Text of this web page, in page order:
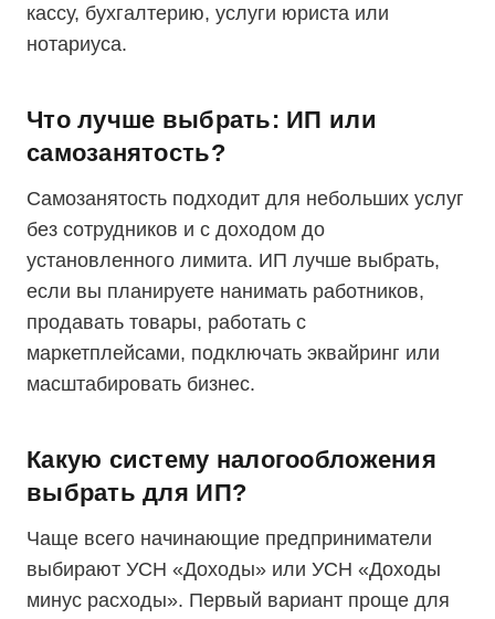
кассу, бухгалтерию, услуги юриста или
нотариуса.
Что лучше выбрать: ИП или
самозанятость?
Самозанятость подходит для небольших услуг
без сотрудников и с доходом до
установленного лимита. ИП лучше выбрать,
если вы планируете нанимать работников,
продавать товары, работать с
маркетплейсами, подключать эквайринг или
масштабировать бизнес.
Какую систему налогообложения
выбрать для ИП?
Чаще всего начинающие предприниматели
выбирают УСН «Доходы» или УСН «Доходы
минус расходы». Первый вариант проще для